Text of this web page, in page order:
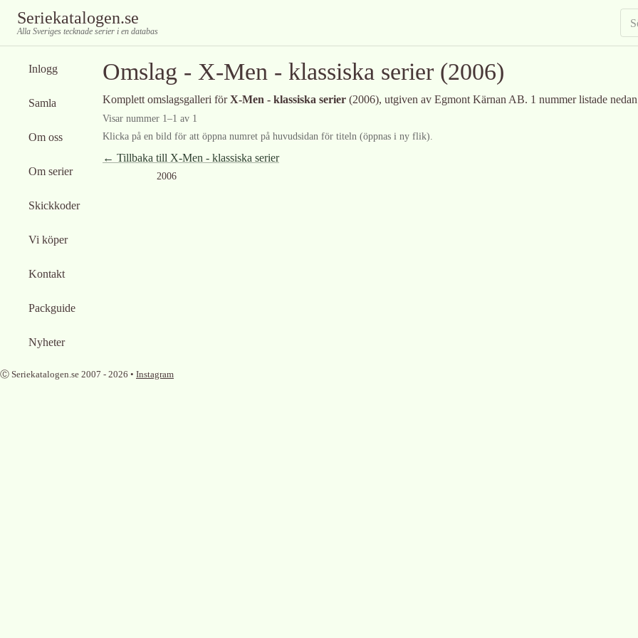
Seriekatalogen.se
Alla Sveriges tecknade serier i en databas
Inlogg
Samla
Om oss
Om serier
Skickkoder
Vi köper
Kontakt
Packguide
Nyheter
Omslag - X-Men - klassiska serier (2006)
Komplett omslagsgalleri förX-Men - klassiska serier (2006), utgiven av Egmont Kärnan AB. 1 nummer listade
Visar nummer 1–1 av 1
Klicka på en bild för att öppna numret på huvudsidan för titeln (öppnas i ny flik).
← Tillbaka till X-Men - klassiska serier
2006
Ⓒ Seriekatalogen.se 2007 - 2026 • Instagram